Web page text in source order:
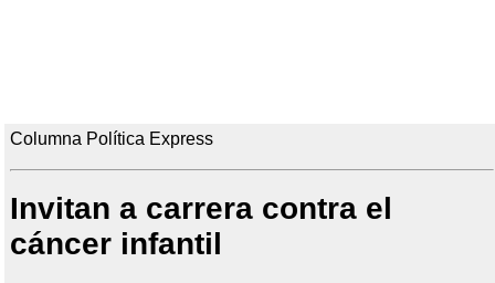
Columna Política Express
Invitan a carrera contra el
cáncer infantil